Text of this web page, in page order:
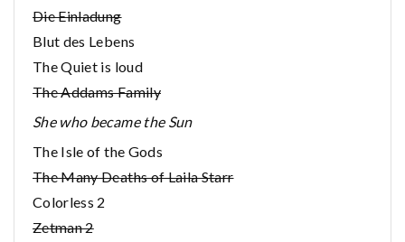
Die Einladung
Blut des Lebens
The Quiet is loud
The Addams Family
She who became the Sun
The Isle of the Gods
The Many Deaths of Laila Starr
Colorless 2
Zetman 2